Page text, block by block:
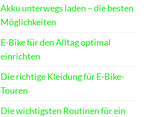
Akku unterwegs laden – die besten
Möglichkeiten
E-Bike für den Alltag optimal
einrichten
Die richtige Kleidung für E-Bike-
Touren
Die wichtigsten Routinen für ein